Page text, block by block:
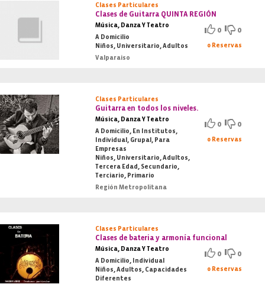
Clases Particulares
Clases de Guitarra QUINTA REGIÓN
Música, Danza Y Teatro
A Domicilio
Niños, Universitario, Adultos
Valparaiso
0 0
0 Reservas
Clases Particulares
Guitarra en todos los niveles.
Música, Danza Y Teatro
A Domicilio, En Institutos,
Individual, Grupal, Para
Empresas
Niños, Universitario, Adultos,
Tercera Edad, Secundario,
Terciario, Primario
Región Metropolitana
0 0
0 Reservas
Clases Particulares
Clases de bateria y armonía funcional
Música, Danza Y Teatro
A Domicilio, Individual
Niños, Adultos, Capacidades
Diferentes
0 0
0 Reservas